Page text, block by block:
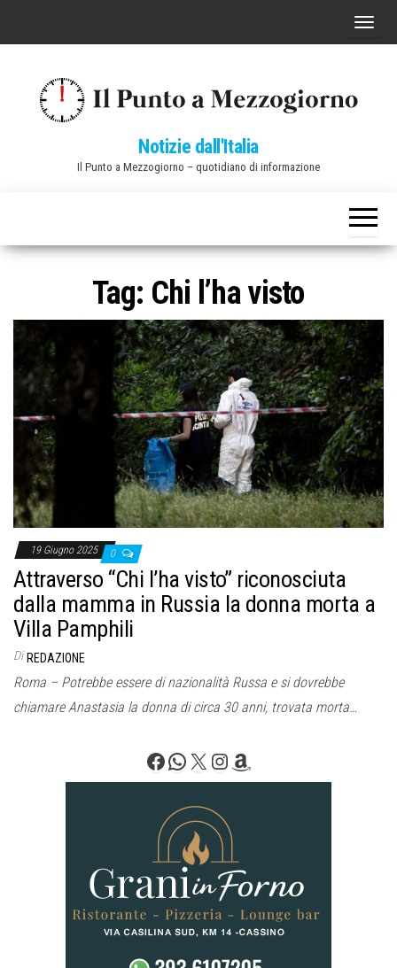
C
a
v
a
o
n
e
Notizie dall'Italia
Il Punto a Mezzogiorno – quotidiano di informazione
Tag: Chi l’ha visto
19 Giugno 2025 0
Attraverso “Chi l’ha visto” riconosciuta
dalla mamma in Russia la donna morta a
Villa Pamphili
Di REDAZIONE
Roma – Potrebbe essere di nazionalità Russa e si dovrebbe
chiamare Anastasia la donna di circa 30 anni, trovata morta…
Facebook
WhatsApp
X Instagram
Amazon